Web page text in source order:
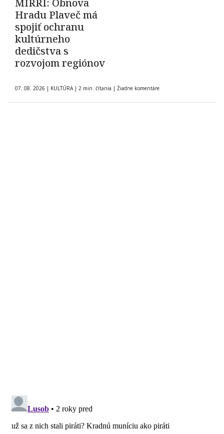
MIRRI: Obnova
Hradu Plaveč má
spojiť ochranu
kultúrneho
dedičstva s
rozvojom regiónov
07. 08. 2026 | KULTÚRA | 2 min. čítania | Žiadne komentáre